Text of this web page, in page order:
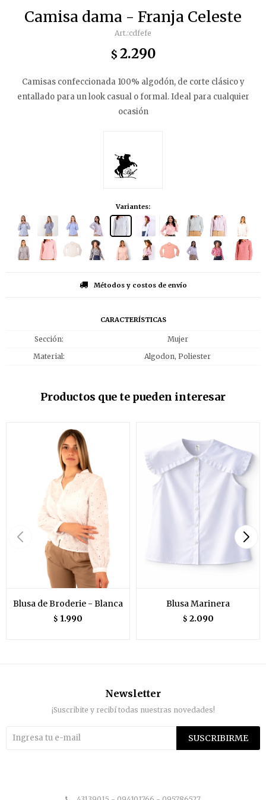
Camisa dama - Franja Celeste
cdfefe
$ 2.290
Camisas confeccionada 100% algodón, de corte clásico y
entallado para un look casual o formal. Ideal para cualquier
ocasión
Variantes:
Métodos y costos de envío
CARACTERÍSTICAS
Sección
Mujer
Material
Algodon, Poliester
Productos que te pueden interesar
Blusa de Broderie - Blanca
$ 1.990
Blusa Marinera
$ 2.090
Newsletter
¡Suscribite y recibí todas nuestras novedades!
SUSCRIBIRME